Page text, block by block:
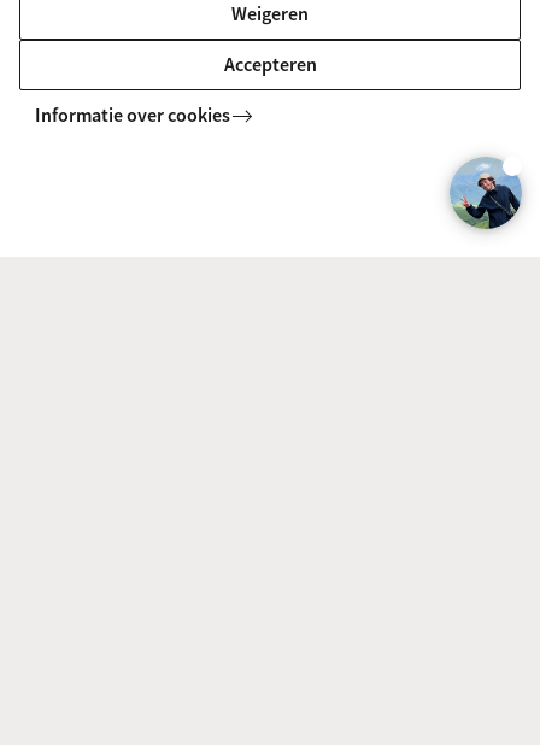
7. Meld je aan voor UvA Matching
Weigeren
Accepteren
Informatie over cookies